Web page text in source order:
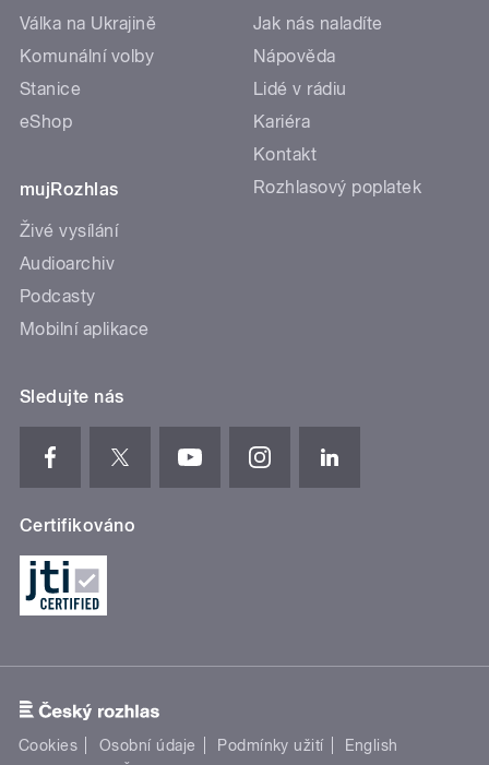
Válka na Ukrajině
Komunální volby
Stanice
eShop
mujRozhlas
Živé vysílání
Audioarchiv
Podcasty
Mobilní aplikace
Jak nás naladíte
Nápověda
Lidé v rádiu
Kariéra
Kontakt
Rozhlasový poplatek
Sledujte nás
Certifikováno
Cookies Osobní údaje Podmínky užití
English